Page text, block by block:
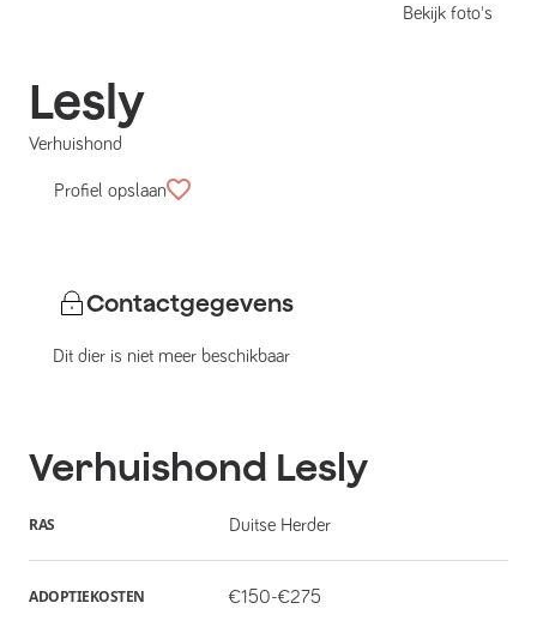
Bekijk foto's
Lesly
Verhuishond
Profiel opslaan
Contactgegevens
Dit dier is niet meer beschikbaar
Verhuishond Lesly
RAS Duitse Herder
ADOPTIEKOSTEN €150-€275